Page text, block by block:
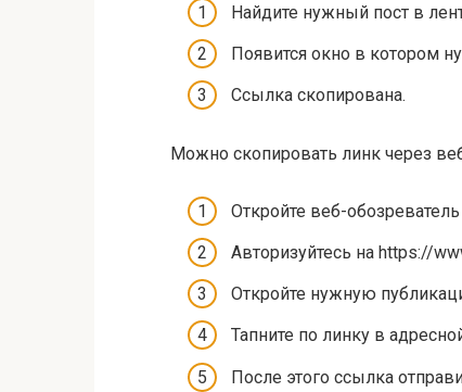
Найдите нужный пост в
Появится окно в котором
Ссылка скопирована.
Можно скопировать линк через
Откройте веб-
Авторизуйтесь на https://
Откройте нужную
Тапните по линку в
После этого ссылка